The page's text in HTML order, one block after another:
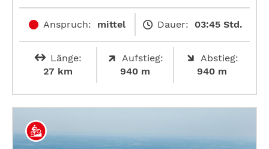
Anspruch: mittel Dauer: 03:45 Std.
Länge:
27 km
Aufstieg:
940 m
Abstieg:
940 m